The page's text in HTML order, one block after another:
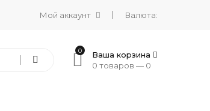
Мой аккаунт Валюта:
0
Ваша корзина
0 товаров — 0